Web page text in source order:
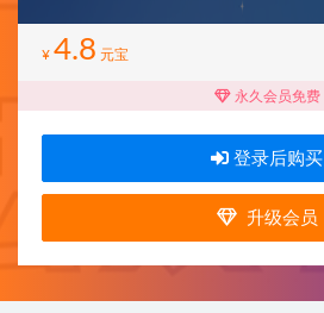
¥ 4.8 元宝
永久会员免费
登录后购买
升级会员